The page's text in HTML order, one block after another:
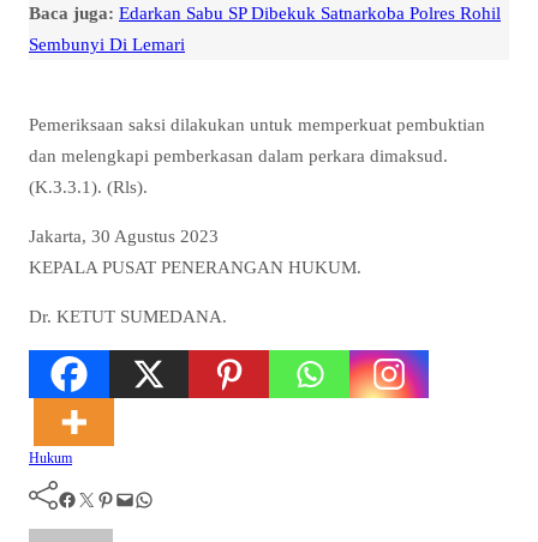
Baca juga: Edarkan Sabu SP Dibekuk Satnarkoba Polres Rohil
Sembunyi Di Lemari
Pemeriksaan saksi dilakukan untuk memperkuat pembuktian
dan melengkapi pemberkasan dalam perkara dimaksud.
(K.3.3.1). (Rls).
Jakarta, 30 Agustus 2023
KEPALA PUSAT PENERANGAN HUKUM.
Dr. KETUT SUMEDANA.
Hukum
Facebook Twitter Pinterest Mail WhatsApp